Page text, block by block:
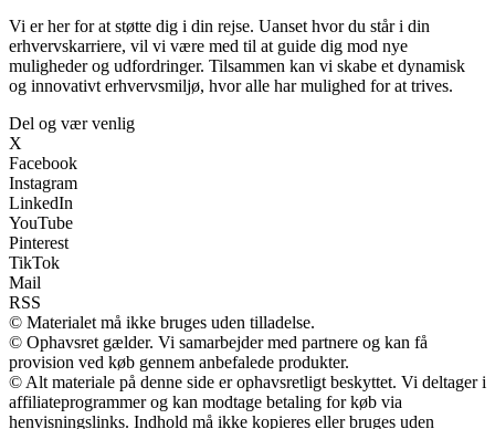
Vi er her for at støtte dig i din rejse. Uanset hvor du står i din
erhvervskarriere, vil vi være med til at guide dig mod nye
muligheder og udfordringer. Tilsammen kan vi skabe et dynamisk
og innovativt erhvervsmiljø, hvor alle har mulighed for at trives.
Del og vær venlig
X
Facebook
Instagram
LinkedIn
YouTube
Pinterest
TikTok
Mail
RSS
© Materialet må ikke bruges uden tilladelse.
© Ophavsret gælder. Vi samarbejder med partnere og kan få
provision ved køb gennem anbefalede produkter.
© Alt materiale på denne side er ophavsretligt beskyttet. Vi deltager i
affiliateprogrammer og kan modtage betaling for køb via
henvisningslinks. Indhold må ikke kopieres eller bruges uden